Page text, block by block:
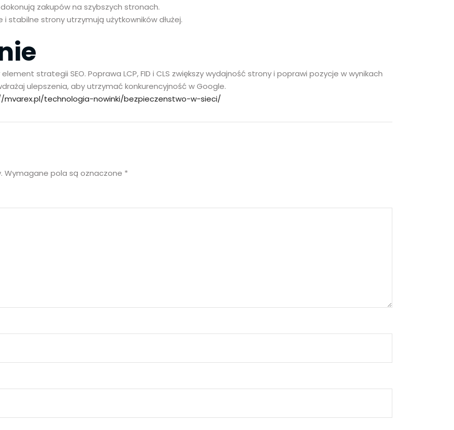
zakupów na szybszych stronach.
i stabilne strony utrzymują użytkowników dłużej.
strategii SEO. Poprawa LCP, FID i CLS zwiększy wydajność strony i poprawi pozycje w wynikach
ulepszenia, aby utrzymać konkurencyjność w Google.
technologia-nowinki/bezpieczenstwo-w-sieci/
Wymagane pola są oznaczone *